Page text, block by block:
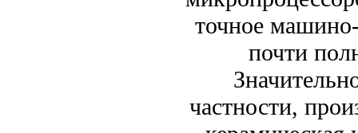
точное
почти
частности,